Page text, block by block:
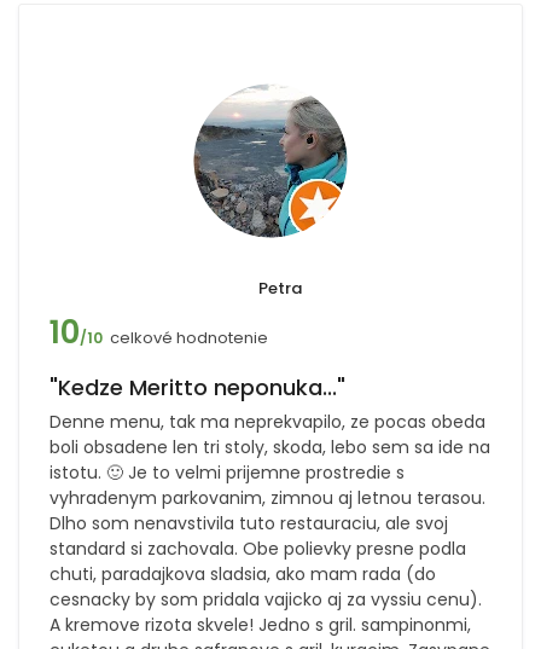
Petra
10/10 celkové hodnotenie
"Kedze Meritto neponuka..."
Denne menu, tak ma neprekvapilo, ze pocas obeda
boli obsadene len tri stoly, skoda, lebo sem sa ide na
istotu. 🙂 Je to velmi prijemne prostredie s
vyhradenym parkovanim, zimnou aj letnou terasou.
Dlho som nenavstivila tuto restauraciu, ale svoj
standard si zachovala. Obe polievky presne podla
chuti, paradajkova sladsia, ako mam rada (do
cesnacky by som pridala vajicko aj za vyssiu cenu).
A kremove rizota skvele! Jedno s gril. sampinonmi,